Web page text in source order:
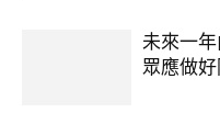
未來一
眾應做